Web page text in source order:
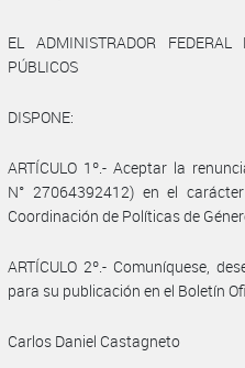
EL ADMINISTRADOR
PÚBLICOS
DISPONE:
ARTÍCULO 1º.- Aceptar la
N° 27064392412) en el
Coordinación de Políticas de
ARTÍCULO 2º.- Comuníquese,
para su publicación en el Boletín
Carlos Daniel Castagneto